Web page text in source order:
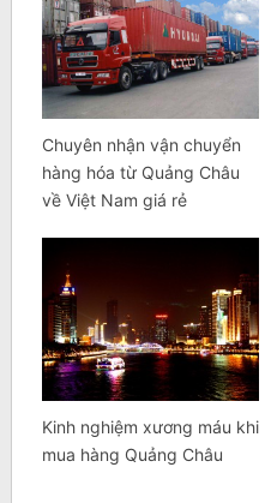
Chuyên nhận vận chuyển
hàng hóa từ Quảng Châu
về Việt Nam giá rẻ
Kinh nghiệm xương máu khi
mua hàng Quảng Châu